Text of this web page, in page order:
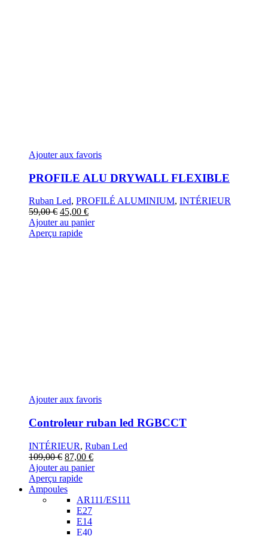
Ajouter aux favoris
PROFILE ALU DRYWALL FLEXIBLE
Ruban Led, PROFILÉ ALUMINIUM, INTÉRIEUR
59,00€ Le
prix
initial
45,00 €Le
prix
Ajouter au panier
Aperçu rapide
Ajouter aux favoris
Controleur ruban led RGBCCT
INTÉRIEUR, Ruban Led
109,00€ Le
prix
initial
était :
109,00 €.
87,00 €Le
prix
87,00 €.
Ajouter au panier
Aperçu rapide
Ampoules
AR111/ES111
E27
E14
E40